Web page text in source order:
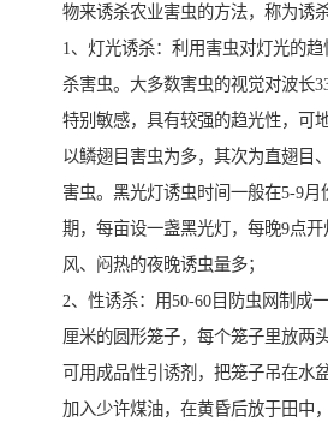
物来诱杀农业害虫的方法，称为诱杀
1、灯光诱杀：利用害虫对灯光的
杀害虫。大多数害虫的视觉对波长
特别敏感，具有较强的趋光性，可
以鳞翅目害虫为多，其次为直翅目
害虫。黑光灯诱虫时间一般在5-9月
期，每亩设一盏黑光灯，每晚9点
风、闷热的夜晚诱虫量多；
2、性诱杀：用50-60目防虫网制成
厘米的圆形笼子，每个笼子里放两
可用成品性引诱剂，把笼子吊在水
加入少许煤油，在黄昏后放于田中